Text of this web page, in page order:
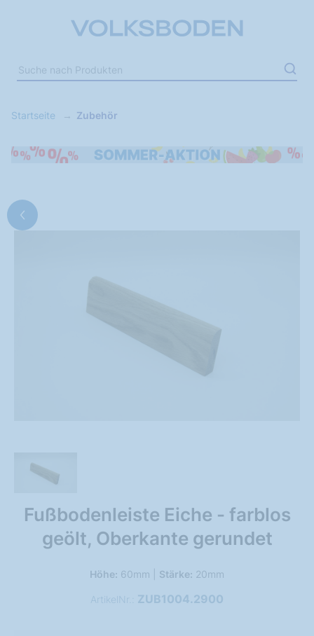
Startseite Zubehör
Fußbodenleiste Eiche - farblos
geölt, Oberkante gerundet
Höhe: 60mm | Stärke: 20mm
ArtikelNr.: ZUB1004.2900